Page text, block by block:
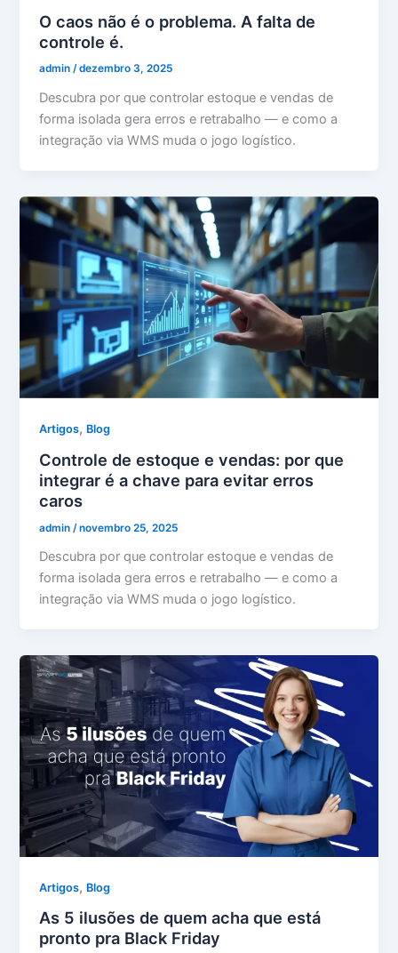
O caos não é o problema. A falta de
controle é.
admin/dezembro 3, 2025
Descubra por que controlar estoque e vendas de
forma isolada gera erros e retrabalho — e como a
integração via WMS muda o jogo logístico.
Artigos, Blog
Controle de estoque e vendas: por que
integrar é a chave para evitar erros
caros
admin /novembro 25, 2025
Descubra por que controlar estoque e vendas de
forma isolada gera erros e retrabalho — e como a
integração via WMS muda o jogo logístico.
Artigos, Blog
As 5 ilusões de quem acha que está
pronto pra Black Friday